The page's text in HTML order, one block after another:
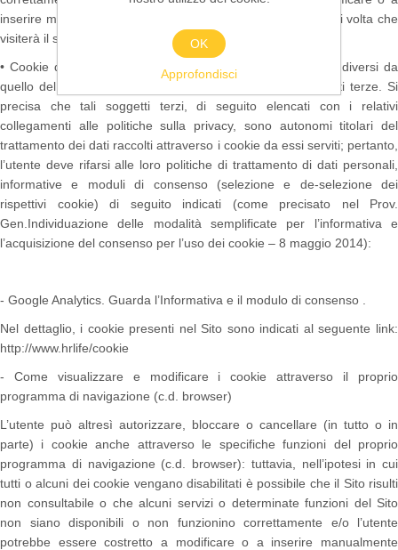
inserire manualmente alcune informazioni o preferenze ogni volta che
visiterà il sito.
• Cookie di terze parti, cioè cookie di siti o di web server diversi da
quello del Titolare, utilizzati per finalità proprie di dette parti terze. Si
precisa che tali soggetti terzi, di seguito elencati con i relativi
collegamenti alle politiche sulla privacy, sono autonomi titolari del
trattamento dei dati raccolti attraverso i cookie da essi serviti; pertanto,
l’utente deve rifarsi alle loro politiche di trattamento di dati personali,
informative e moduli di consenso (selezione e de-selezione dei
rispettivi cookie) di seguito indicati (come precisato nel Prov.
Gen.Individuazione delle modalità semplificate per l’informativa e
l’acquisizione del consenso per l’uso dei cookie – 8 maggio 2014):
- Google Analytics. Guarda l’Informativa e il modulo di consenso .
Nel dettaglio, i cookie presenti nel Sito sono indicati al seguente link:
http://www.hrlife/cookie
- Come visualizzare e modificare i cookie attraverso il proprio
programma di navigazione (c.d. browser)
L’utente può altresì autorizzare, bloccare o cancellare (in tutto o in
parte) i cookie anche attraverso le specifiche funzioni del proprio
programma di navigazione (c.d. browser): tuttavia, nell’ipotesi in cui
tutti o alcuni dei cookie vengano disabilitati è possibile che il Sito risulti
non consultabile o che alcuni servizi o determinate funzioni del Sito
non siano disponibili o non funzionino correttamente e/o l’utente
potrebbe essere costretto a modificare o a inserire manualmente
OK
Approfondisci